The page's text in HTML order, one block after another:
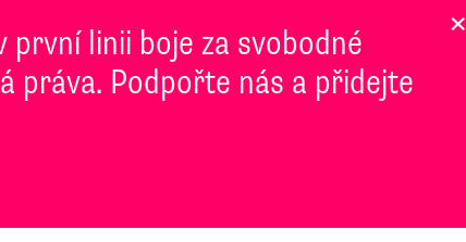
první linii boje za svobodné
práva. Podpořte nás a přidejte
×